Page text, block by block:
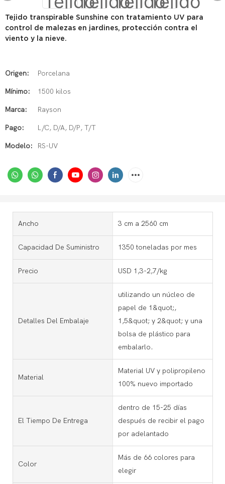
Tejido transpirable Sunshine con tratamiento UV para
control de malezas en jardines, protección contra el
viento y la nieve.
Origen: Porcelana
Mínimo: 1500 kilos
Marca: Rayson
Pago: L/C, D/A, D/P, T/T
Modelo: RS-UV
Ancho 3 cm a 2560 cm
Capacidad De Suministro 1350 toneladas por mes
Precio USD 1,3-2,7/kg
Detalles Del Embalaje
utilizando un núcleo de
papel de 1&quot;,
1,5&quot; y 2&quot; y una
bolsa de plástico para
embalarlo.
Material
Material UV y polipropileno
100% nuevo importado
El Tiempo De Entrega
dentro de 15-25 días
después de recibir el pago
por adelantado
Color
Más de 66 colores para
elegir